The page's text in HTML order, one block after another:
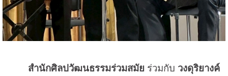
สำนักศิลปวัฒนธรรมร่วมสมัย ร่วมกับ วงดุริยางค์